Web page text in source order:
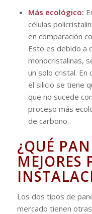
Más ecológico:
células
en comparación
Esto es debido a
monocristalinas,
un solo cristal. En
el silicio se tiene
que no sucede
proceso más
de carbono.
¿QUÉ
MEJORES
Los dos tipos de
mercado tienen